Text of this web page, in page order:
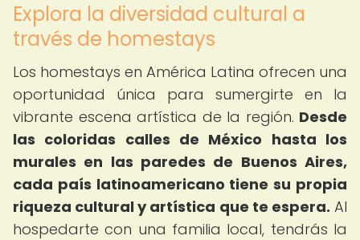
Explora la diversidad cultural a
través de homestays
Los homestays en América Latina ofrecen una
oportunidad única para sumergirte en la
vibrante escena artística de la región. Desde
las coloridas calles de México hasta los
murales en las paredes de Buenos Aires,
cada país latinoamericano tiene su propia
riqueza cultural y artística que te espera. Al
hospedarte con una familia local, tendrás la